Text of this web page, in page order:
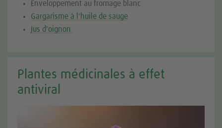
Enveloppement au fromage blanc
Gargarisme à l'huile de sauge
Jus d'oignon
Plantes médicinales à effet
antiviral